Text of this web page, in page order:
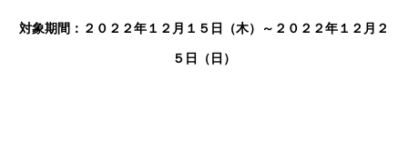
対象期間：２０２２年１２月１５日（木）～２０２２年１２月２
５日（日）